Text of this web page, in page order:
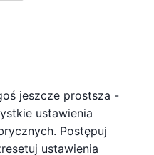
jeszcze prostsza -
ustawienia
Postępuj
ustawienia